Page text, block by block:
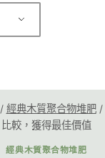
/ 經典木質聚合物堆肥 /
比較，獲得最佳價值
經典木質聚合物堆肥